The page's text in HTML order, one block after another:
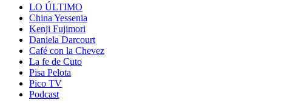
LO ÚLTIMO
China Yessenia
Kenji Fujimori
Daniela Darcourt
Café con la Chevez
La fe de Cuto
Pisa Pelota
Pico TV
Podcast